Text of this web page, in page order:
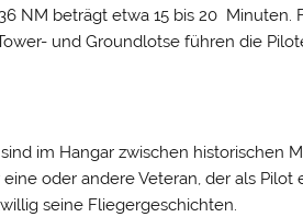
NM beträgt etwa 15 bis 20 Minuten.
und Groundlotse führen die
im Hangar zwischen historischen
oder andere Veteran, der als Pilot
seine Fliegergeschichten.